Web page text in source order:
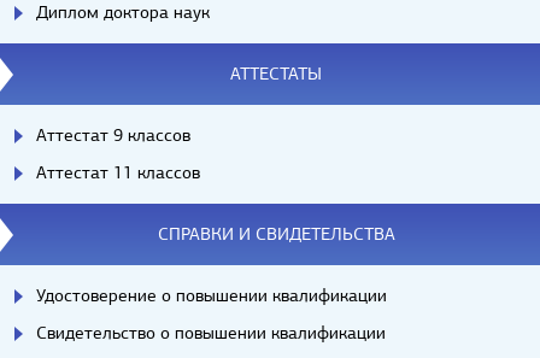
Диплом доктора наук
АТТЕСТАТЫ
Аттестат 9 классов
Аттестат 11 классов
СПРАВКИ И СВИДЕТЕЛЬСТВА
Удостоверение о повышении квалификации
Свидетельство о повышении квалификации